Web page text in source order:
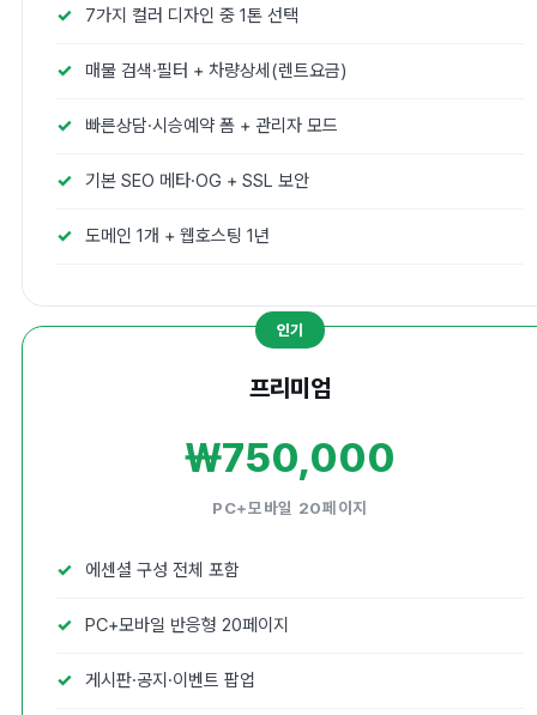
7가지 컬러 디자인 중 1톤 선택
매물 검색·필터 + 차량상세(렌트요금)
빠른상담·시승예약 폼 + 관리자 모드
기본 SEO 메타·OG + SSL 보안
도메인 1개 + 웹호스팅 1년
프리미엄
₩750,000
PC+모바일 20페이지
에센셜 구성 전체 포함
PC+모바일 반응형 20페이지
게시판·공지·이벤트 팝업